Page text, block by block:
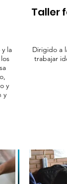
Taller
la
y
y
Dirigido a
trabajar